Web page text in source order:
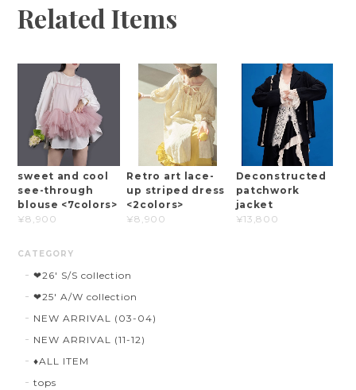
Related Items
sweet and cool
see-through
blouse <7colors>
¥8,900
Retro art lace-
up striped dress
<2colors>
¥8,900
Deconstructed
patchwork
jacket
¥13,800
CATEGORY
❤︎26' S/S collection
❤︎25' A/W collection
NEW ARRIVAL (03-04)
NEW ARRIVAL (11-12)
♦︎ALL ITEM
tops